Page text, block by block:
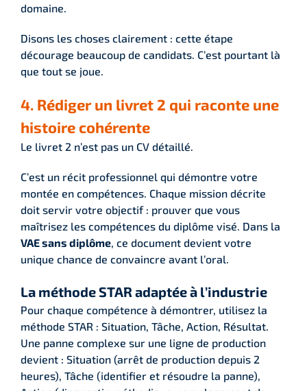
domaine.
Disons les choses clairement : cette étape
décourage beaucoup de candidats. C’est pourtant là
que tout se joue.
4. Rédiger un livret 2 qui raconte une
histoire cohérente
Le livret 2 n’est pas un CV détaillé.
C’est un récit professionnel qui démontre votre
montée en compétences. Chaque mission décrite
doit servir votre objectif : prouver que vous
maîtrisez les compétences du diplôme visé. Dans la
VAE sans diplôme , ce document devient votre
unique chance de convaincre avant l’oral.
La méthode STAR adaptée à l’industrie
Pour chaque compétence à démontrer, utilisez la
méthode STAR : Situation, Tâche, Action, Résultat.
Une panne complexe sur une ligne de production
devient : Situation (arrêt de production depuis 2
heures), Tâche (identifier et résoudre la panne),